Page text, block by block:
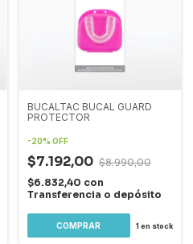
BUCALTAC BUCAL GUARD
PROTECTOR
-20% OFF
$7.192,00 $8.990,00
$6.832,40 con
Transferencia o depósito
1 en stock